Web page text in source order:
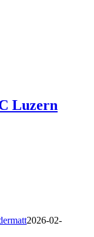
Luzern
2026-02-